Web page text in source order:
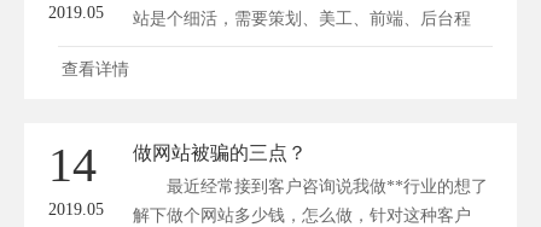
2019.05
站是个细活，需要策划、美工、前端、后台程
序...
查看详情
14
2019.05
做网站被骗的三点？
最近经常接到客户咨询说我做**行业的想了
解下做个网站多少钱，怎么做，针对这种客户